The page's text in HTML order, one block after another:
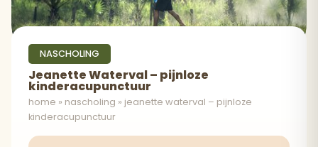
NASCHOLING
Jeanette Waterval – pijnloze
kinderacupunctuur
home » nascholing » jeanette waterval – pijnloze
kinderacupunctuur